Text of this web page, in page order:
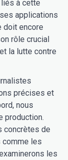
à cette
applications
doit encore
rôle crucial
et la lutte contre
précises et
nous
production.
concrètes de
comme les
les